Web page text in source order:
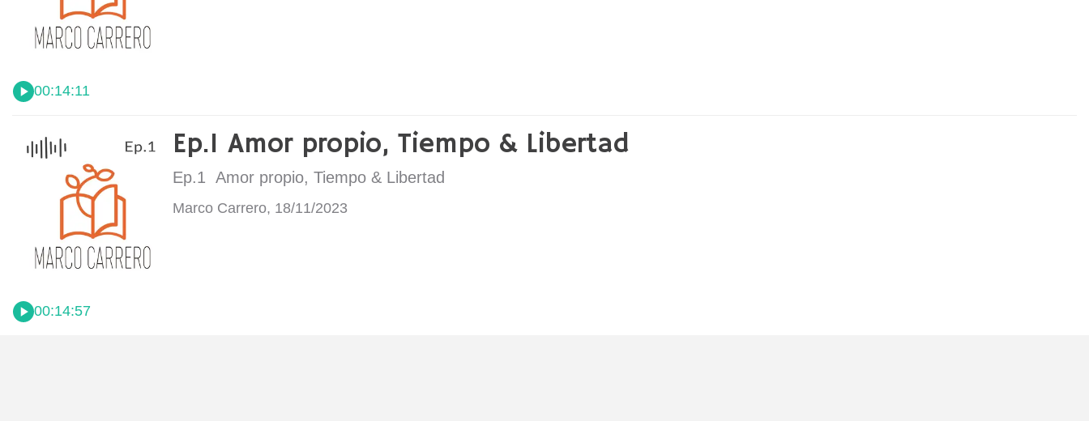
00:14:11
Ep.1 Amor propio, Tiempo & Libertad
Ep.1 Amor propio, Tiempo & Libertad
Marco Carrero, 18/11/2023
00:14:57